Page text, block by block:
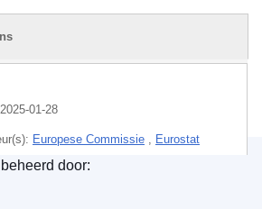
2025-01-28
Europese Commissie , Eurostat
)
van de Europese Unie
door: